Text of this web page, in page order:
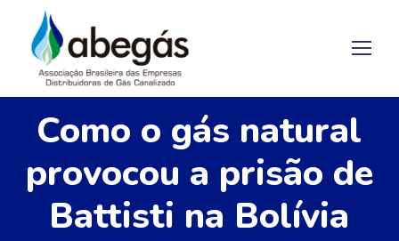
Como o gás natural
provocou a prisão de
Battisti na Bolívia